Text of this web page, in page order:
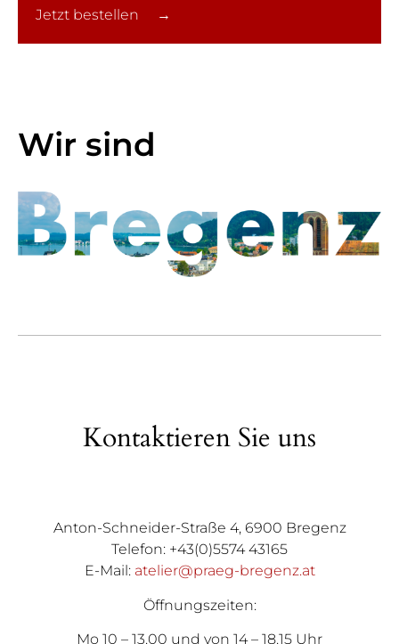
Jetzt bestellen →
Wir sind
Kontaktieren Sie uns
Anton-Schneider-Straße 4, 6900 Bregenz
Telefon: +43(0)5574 43165
E-Mail: atelier@praeg-bregenz.at
Öffnungszeiten:
Mo 10 – 13.00 und von 14 – 18.15 Uhr